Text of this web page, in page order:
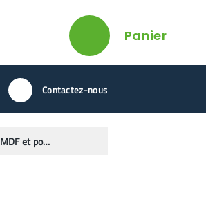
Panier
Contactez-nous
Plinthes bois, MDF et polymère